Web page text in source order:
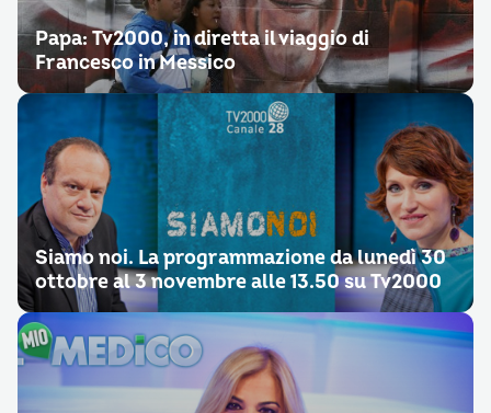
Papa: Tv2000, in diretta il viaggio di
Francesco in Messico
Siamo noi. La programmazione da lunedì 30
ottobre al 3 novembre alle 13.50 su Tv2000